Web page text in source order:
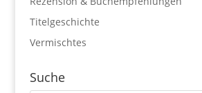
Titelgeschichte
Vermischtes
Suche